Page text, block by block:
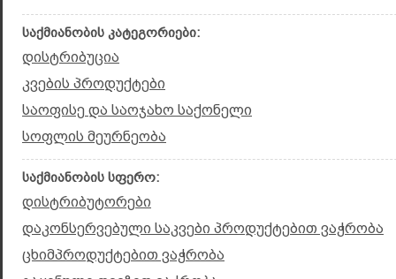
საქმიანობის კატეგორიები:
დისტრიბუცია
კვების პროდუქტები
საოფისე და საოჯახო საქონელი
სოფლის მეურნეობა
საქმიანობის სფერო:
დისტრიბუტორები
დაკონსერვებული საკვები პროდუქტებით ვაჭრობა
ცხიმპროდუქტებით ვაჭრობა